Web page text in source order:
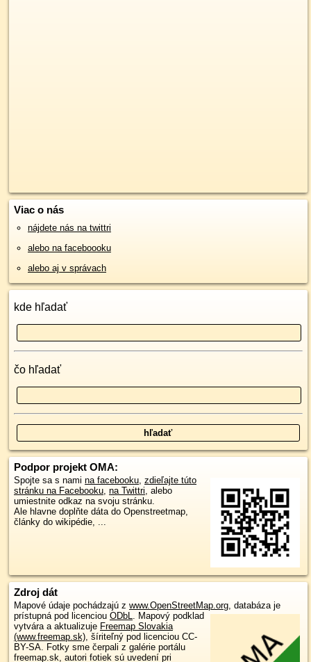
Viac o nás
nájdete nás na twittri
alebo na faceboooku
alebo aj v správach
kde hľadať
čo hľadať
Podpor projekt OMA:
Spojte sa s nami na facebooku, zdieľajte túto
stránku na Facebooku, na Twittri, alebo
umiestnite odkaz na svoju stránku.
Ale hlavne doplňte dáta do Openstreetmap,
články do wikipédie, ...
Zdroj dát
Mapové údaje pochádzajú z www.OpenStreetMap.org, databáza je
prístupná pod licenciou ODbL. Mapový podklad
vytvára a aktualizuje Freemap Slovakia
(www.freemap.sk), šíriteľný pod licenciou CC-
BY-SA. Fotky sme čerpali z galérie portálu
freemap.sk, autori fotiek sú uvedení pri